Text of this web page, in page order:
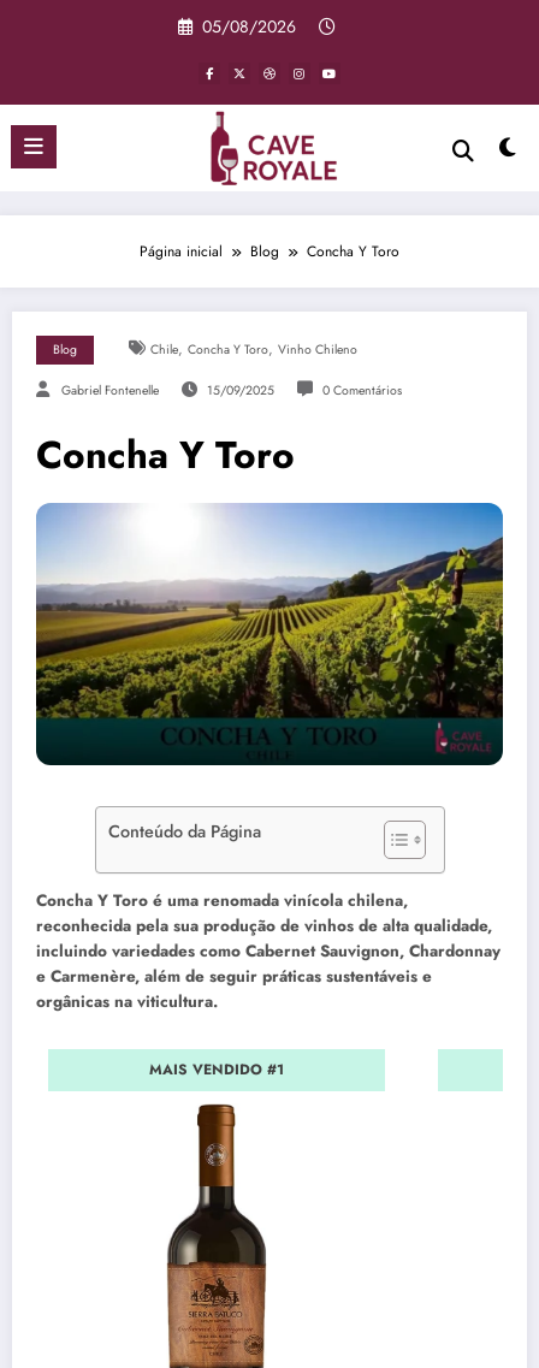
05/08/2026
Página inicial Blog Concha Y Toro
Blog Chile, Concha Y Toro, Vinho Chileno
Gabriel Fontenelle 15/09/2025 0 Comentários
Concha Y Toro
Conteúdo da Página
Concha Y Toro é uma renomada vinícola chilena,
reconhecida pela sua produção de vinhos de alta qualidade,
incluindo variedades como Cabernet Sauvignon, Chardonnay
e Carmenère, além de seguir práticas sustentáveis e
orgânicas na viticultura.
MAIS VENDIDO #1